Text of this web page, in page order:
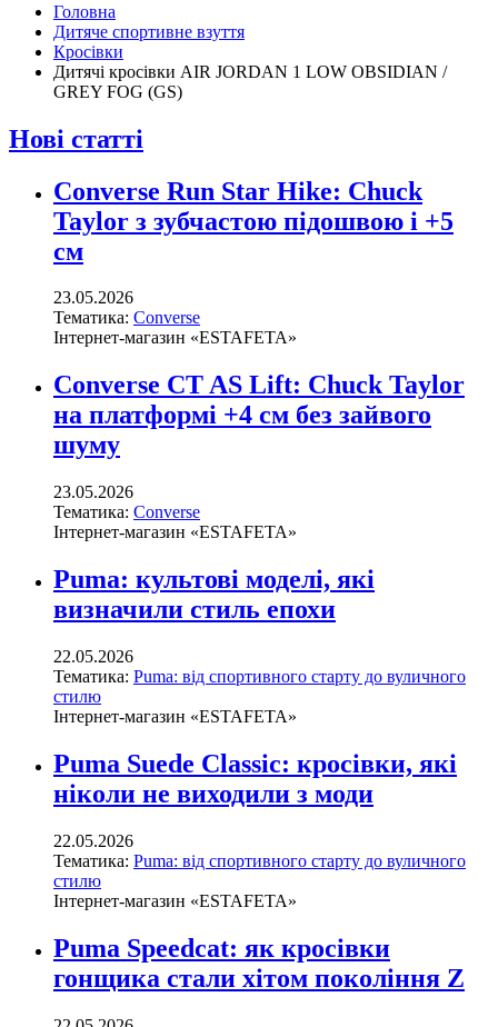
Головна
Дитяче спортивне взуття
Кросівки
Дитячі кросівки AIR JORDAN 1 LOW OBSIDIAN /
GREY FOG (GS)
Нові статті
Converse Run Star Hike: Chuck
Taylor з зубчастою підошвою і +5
см
23.05.2026
Тематика: Converse
Інтернет-магазин «ESTAFETA»
Converse CT AS Lift: Chuck Taylor
на платформі +4 см без зайвого
шуму
23.05.2026
Тематика: Converse
Інтернет-магазин «ESTAFETA»
Puma: культові моделі, які
визначили стиль епохи
22.05.2026
Тематика: Puma: від спортивного старту до вуличного
стилю
Інтернет-магазин «ESTAFETA»
Puma Suede Classic: кросівки, які
ніколи не виходили з моди
22.05.2026
Тематика: Puma: від спортивного старту до вуличного
стилю
Інтернет-магазин «ESTAFETA»
Puma Speedcat: як кросівки
гонщика стали хітом покоління Z